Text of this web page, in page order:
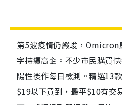
第5波疫情仍嚴峻，Omicron
字持續高企。不少市民購買
陽性後作每日檢測。精選13
$19以下買到，最平$10有交